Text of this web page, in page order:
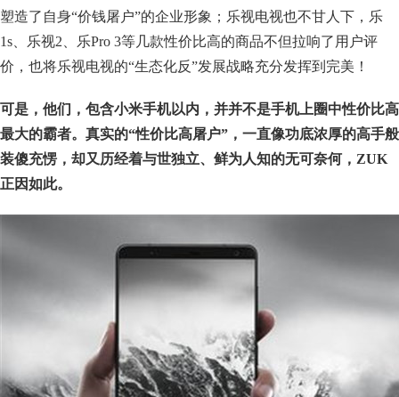
塑造了自身“价钱屠户”的企业形象；乐视电视也不甘人下，乐
1s、乐视2、乐Pro 3等几款性价比高的商品不但拉响了用户评
价，也将乐视电视的“生态化反”发展战略充分发挥到完美！
可是，他们，包含小米手机以内，并并不是手机上圈中性价比高
最大的霸者。真实的“性价比高屠户”，一直像功底浓厚的高手般
装傻充愣，却又历经着与世独立、鲜为人知的无可奈何，ZUK
正因如此。